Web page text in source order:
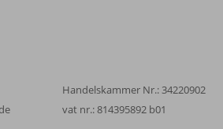
Handelskammer Nr.: 34220902
vat nr.: 814395892 b01